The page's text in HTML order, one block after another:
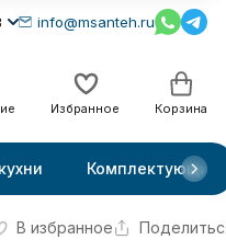
info@msanteh.ru
Избранное Корзина
Комплектующие
В избранное